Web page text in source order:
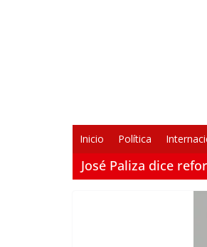
Inicio Política
José Paliza dice